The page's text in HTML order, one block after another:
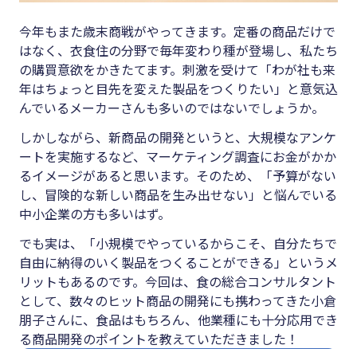
#DX
#生産性向上
#採用
#人材育成
#店舗経営
#クラブオフ
無料で会計ソフトを試す
#人材育
#店舗経
#クラブ
オフ
今年もまた歳末商戦がやってきます。定番の商品だけで
はなく、衣食住の分野で毎年変わり種が登場し、私たち
の購買意欲をかきたてます。刺激を受けて「わが社も来
年はちょっと目先を変えた製品をつくりたい」と意気込
んでいるメーカーさんも多いのではないでしょうか。
しかしながら、新商品の開発というと、大規模なアンケ
ートを実施するなど、マーケティング調査にお金がかか
るイメージがあると思います。そのため、「予算がない
し、冒険的な新しい商品を生み出せない」と悩んでいる
中小企業の方も多いはず。
でも実は、「小規模でやっているからこそ、自分たちで
自由に納得のいく製品をつくることができる」というメ
リットもあるのです。今回は、食の総合コンサルタント
として、数々のヒット商品の開発にも携わってきた小倉
朋子さんに、食品はもちろん、他業種にも十分応用でき
る商品開発のポイントを教えていただきました！